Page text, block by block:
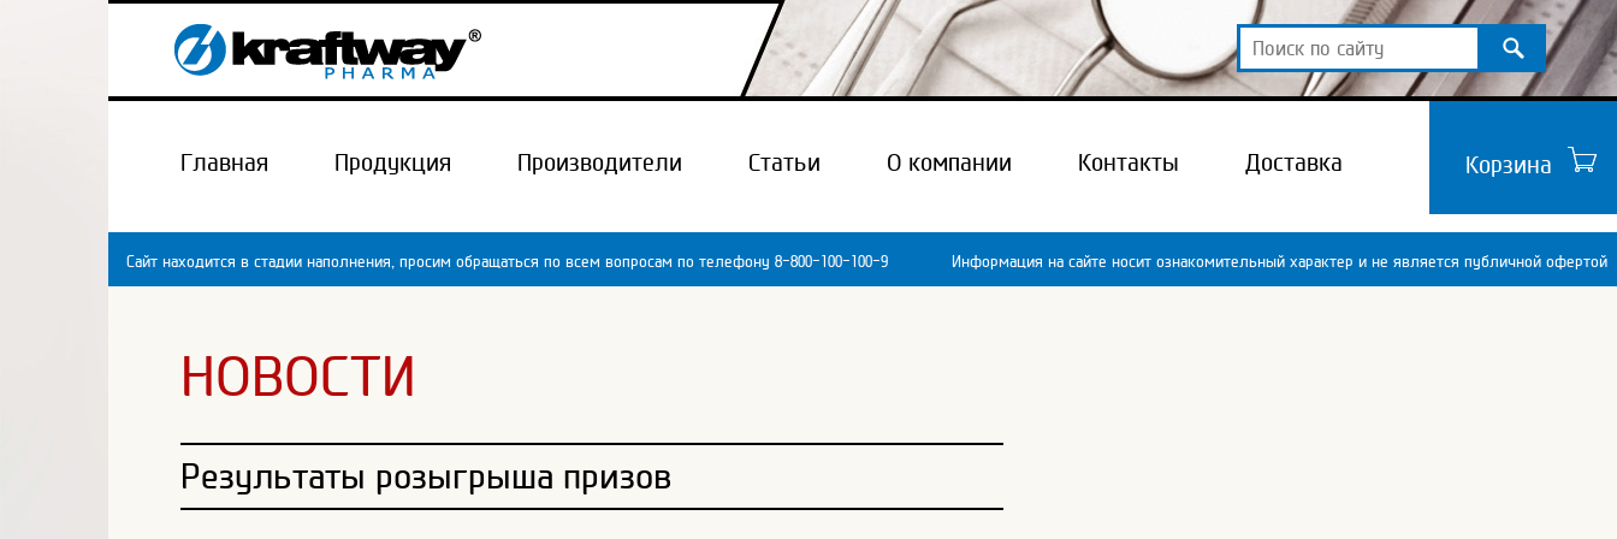
Главная Продукция Производители Статьи О компании Контакты Доставка Корзина
Сайт находится в стадии наполнения, просим обращаться по всем вопросам по телефону 8-800-100-100-9 Информация на сайте носит ознакомительный характер и не является публичной офертой
НОВОСТИ
Результаты розыгрыша призов